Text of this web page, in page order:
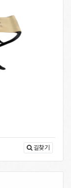
길찾기